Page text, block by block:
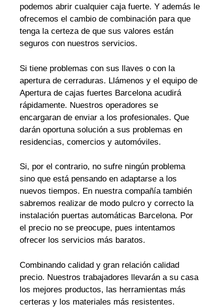
podemos abrir cualquier caja fuerte. Y además le
ofrecemos el cambio de combinación para que
tenga la certeza de que sus valores están
seguros con nuestros servicios.
Si tiene problemas con sus llaves o con la
apertura de cerraduras. Llámenos y el equipo de
Apertura de cajas fuertes Barcelona acudirá
rápidamente. Nuestros operadores se
encargaran de enviar a los profesionales. Que
darán oportuna solución a sus problemas en
residencias, comercios y automóviles.
Si, por el contrario, no sufre ningún problema
sino que está pensando en adaptarse a los
nuevos tiempos. En nuestra compañía también
sabremos realizar de modo pulcro y correcto la
instalación puertas automáticas Barcelona. Por
el precio no se preocupe, pues intentamos
ofrecer los servicios más baratos.
Combinando calidad y gran relación calidad
precio. Nuestros trabajadores llevarán a su casa
los mejores productos, las herramientas más
certeras y los materiales más resistentes.